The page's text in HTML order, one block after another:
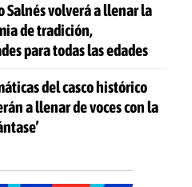
Salnés volverá a llenar la
de tradición,
para todas las edades
del casco histórico
a llenar de voces con la